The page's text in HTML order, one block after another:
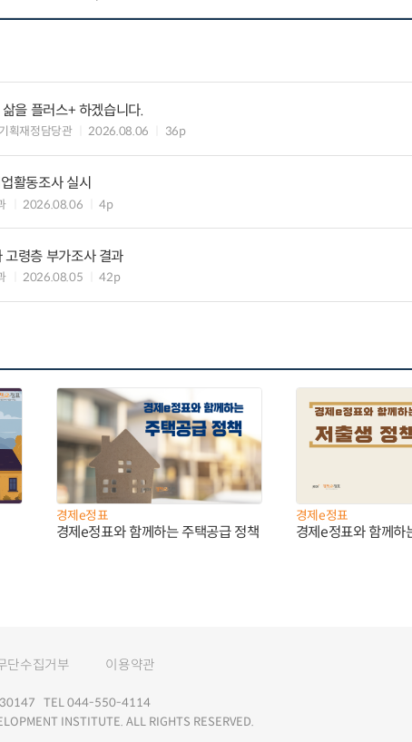
을 플러스+ 하겠습니다.
획재정담당관 2026.08.06 36p
활동조사 실시
2026.08.06 4p
령층 부가조사 결과
2026.08.05 42p
경제e정표
경제e정표와 함께하는 주택공급 정책
경제e정표
경제e정표와 함께하
단수집거부 이용약관
30147 TEL 044-550-4114
INSTITUTE. ALL RIGHTS RESERVED.